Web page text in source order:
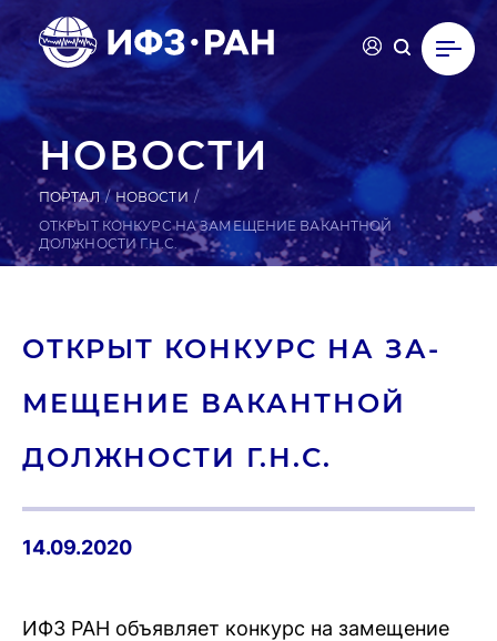
НОВОСТИ
ПОРТАЛ
НОВОСТИ
ОТКРЫТ КОНКУРС НА ЗАМЕЩЕНИЕ ВАКАНТНОЙ
ДОЛЖНОСТИ Г.Н.С.
ОТКРЫТ КОНКУРС НА ЗА­
МЕЩЕ­НИЕ ВА­КАН­ТНОЙ
ДОЛ­ЖНОС­ТИ Г.Н.С.
14.09.2020
ИФЗ РАН объявляет конкурс на замещение